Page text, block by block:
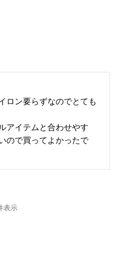
ロン要らずなのでとても
アイテムと合わせやす
ので買ってよかったで
表示